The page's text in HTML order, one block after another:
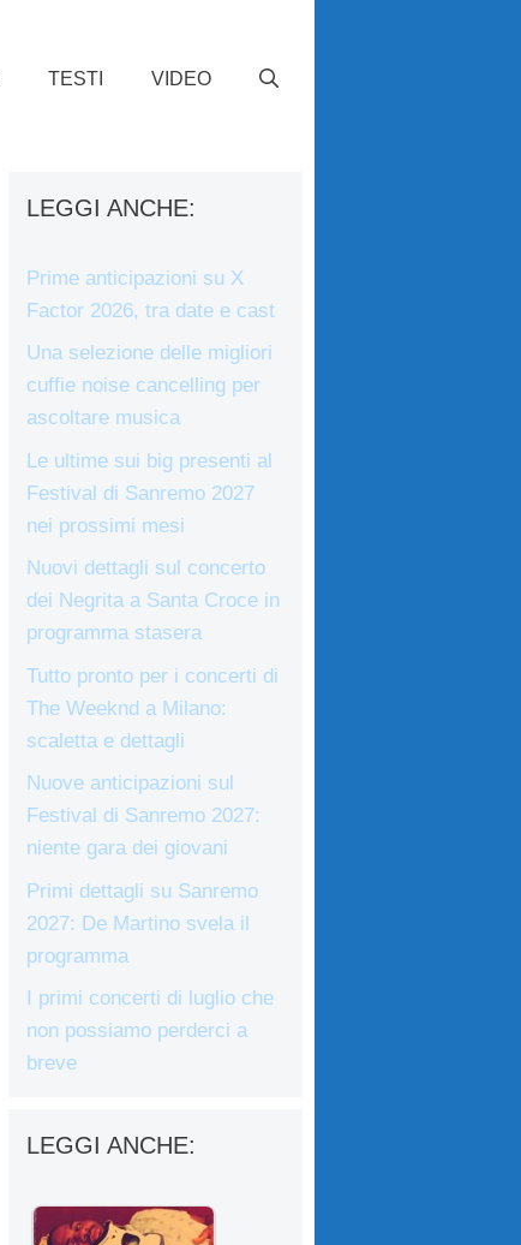
TESTI VIDEO
LEGGI ANCHE:
Prime anticipazioni su X
Factor 2026, tra date e cast
Una selezione delle migliori
cuffie noise cancelling per
ascoltare musica
Le ultime sui big presenti al
Festival di Sanremo 2027
nei prossimi mesi
Nuovi dettagli sul concerto
dei Negrita a Santa Croce in
programma stasera
Tutto pronto per i concerti di
The Weeknd a Milano:
scaletta e dettagli
Nuove anticipazioni sul
Festival di Sanremo 2027:
niente gara dei giovani
Primi dettagli su Sanremo
2027: De Martino svela il
programma
I primi concerti di luglio che
non possiamo perderci a
breve
LEGGI ANCHE: